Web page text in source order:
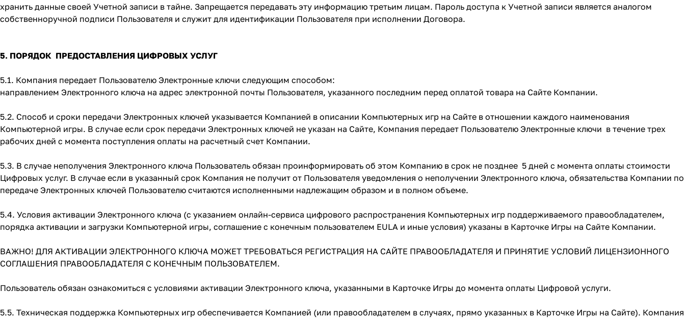
хранить данные своей Учетной записи в тайне. Запрещается передавать эту информацию третьим лицам. Пароль доступа к Учетной записи является аналогом
собственноручной подписи Пользователя и служит для идентификации Пользователя при исполнении Договора.
5. ПОРЯДОК ПРЕДОСТАВЛЕНИЯ ЦИФРОВЫХ УСЛУГ
5.1. Компания передает Пользователю Электронные ключи следующим способом:
направлением Электронного ключа на адрес электронной почты Пользователя, указанного последним перед оплатой товара на Сайте Компании.
5.2. Способ и сроки передачи Электронных ключей указывается Компанией в описании Компьютерных игр на Сайте в отношении каждого наименования
Компьютерной игры. В случае если срок передачи Электронных ключей не указан на Сайте, Компания передает Пользователю Электронные ключи в течение трех
рабочих дней с момента поступления оплаты на расчетный счет Компании.
5.3. В случае неполучения Электронного ключа Пользователь обязан проинформировать об этом Компанию в срок не позднее 5 дней с момента оплаты стоимости
Цифровых услуг. В случае если в указанный срок Компания не получит от Пользователя уведомления о неполучении Электронного ключа, обязательства Компании по
передаче Электронных ключей Пользователю считаются исполненными надлежащим образом и в полном объеме.
5.4. Условия активации Электронного ключа (с указанием онлайн-сервиса цифрового распространения Компьютерных игр поддерживаемого правообладателем,
порядка активации и загрузки Компьютерной игры, соглашение с конечным пользователем EULA и иные условия) указаны в Карточке Игры на Сайте Компании.
ВАЖНО! ДЛЯ АКТИВАЦИИ ЭЛЕКТРОННОГО КЛЮЧА МОЖЕТ ТРЕБОВАТЬСЯ РЕГИСТРАЦИЯ НА САЙТЕ ПРАВООБЛАДАТЕЛЯ И ПРИНЯТИЕ УСЛОВИЙ ЛИЦЕНЗИОННОГО
СОГЛАШЕНИЯ ПРАВООБЛАДАТЕЛЯ С КОНЕЧНЫМ ПОЛЬЗОВАТЕЛЕМ.
Пользователь обязан ознакомиться с условиями активации Электронного ключа, указанными в Карточке Игры до момента оплаты Цифровой услуги.
5.5. Техническая поддержка Компьютерных игр обеспечивается Компанией (или правообладателем в случаях, прямо указанных в Карточке Игры на Сайте). Компания